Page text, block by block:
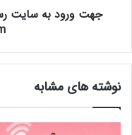
جهت ورود به سایت
نوشته های مشابه